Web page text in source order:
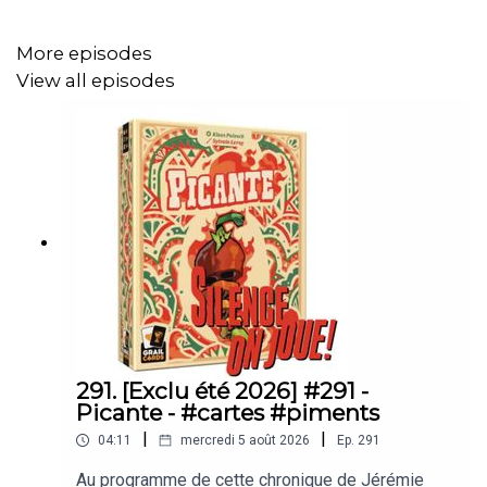
Soutenez Silence on joue en vous abonnant à Libération
https://offre.liberation.fr/soj/
Silence on joue ! est une émission hebdo de jeux vidéo
de Libération : https://shows.acast.com/silence-on-joue
More episodes
View all episodes
291. [Exclu été 2026] #291 -
Picante - #cartes #piments
04:11 | mercredi 5 août 2026 | Ep. 291
Au programme de cette chronique de Jérémie